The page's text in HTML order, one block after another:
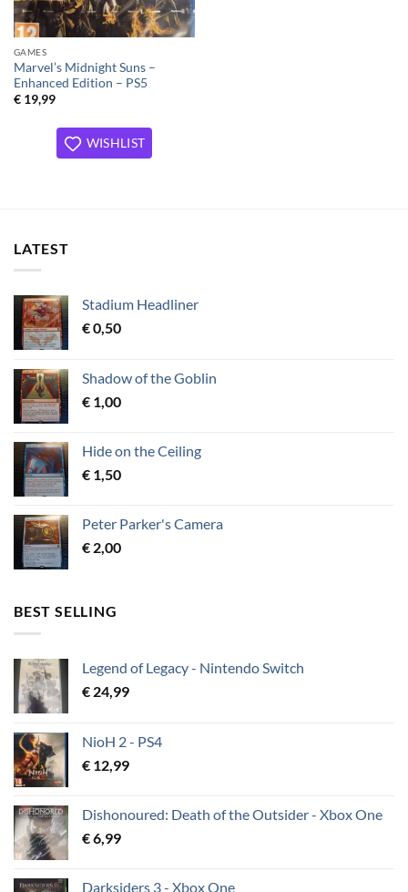
GAMES
Marvel’s Midnight Suns –
Enhanced Edition – PS5
€19,99
WISHLIST
LATEST
Stadium Headliner
€0,50
Shadow of the Goblin
€ 1,00
Hide on the Ceiling
€ 1,50
Peter Parker's Camera
€ 2,00
BEST SELLING
Legend of Legacy - Nintendo Switch
€ 24,99
NioH 2 - PS4
€ 12,99
Dishonoured: Death of the Outsider - Xbox One
€6,99
Darksiders 3 - Xbox One